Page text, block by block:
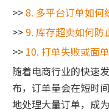
>>8. 多平台订单如何
>>9. 库存超卖如何防
>> 10. 打单失败或面
随着电商行业的快速
布，订单量会在短时
地处理大量订单，成